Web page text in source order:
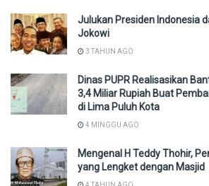
Julukan Presiden Indonesia
Jokowi
3 TAHUN AGO
Dinas PUPR Realisasikan
3,4 Miliar Rupiah Buat
di Lima Puluh Kota
4 MINGGU AGO
Mengenal H Teddy Thohir,
yang Lengket dengan Masjid